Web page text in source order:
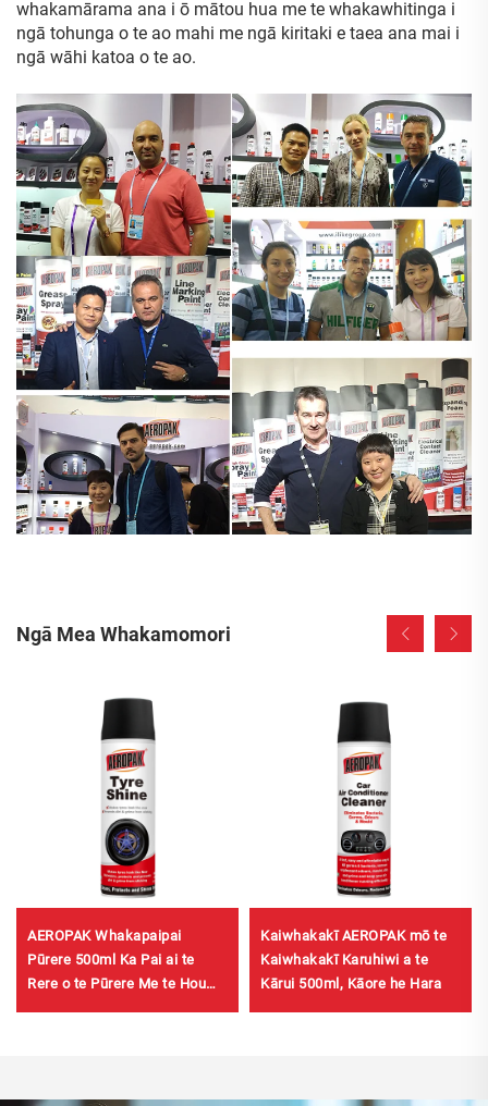
whakamārama ana i ō mātou hua me te whakawhitinga i
ngā tohunga o te ao mahi me ngā kiritaki e taea ana mai i
ngā wāhi katoa o te ao.
Ngā Mea Whakamomori
AEROPAK Whakapaipai
Pūrere 500ml Ka Pai ai te
Rere o te Pūrere Me te Hou
Kaiwhakakī AEROPAK mō te
Kaiwhakakī Karuhiwi a te
Kārui 500ml, Kāore he Hara